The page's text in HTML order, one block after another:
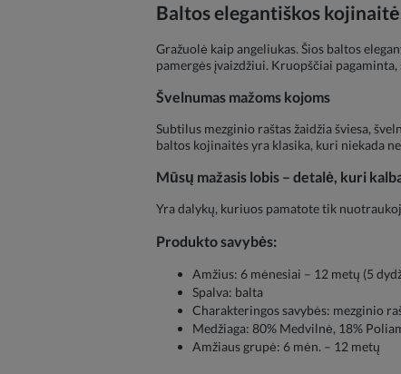
Baltos elegantiškos
Gražuolė kaip angeliukas. Šios baltos
pamergės įvaizdžiui. Kruopščiai
Švelnumas mažoms kojoms
Subtilus mezginio raštas žaidžia šviesa,
baltos kojinaitės yra klasika, kuri niekada
Mūsų mažasis lobis – detalė, kuri
Yra dalykų, kuriuos pamatote tik
Produkto savybės:
Amžius: 6 mėnesiai – 12 metų (5
Spalva: balta
Charakteringos savybės: mezginio
Medžiaga: 80% Medvilnė, 18%
Amžiaus grupė: 6 mėn. – 12 metų